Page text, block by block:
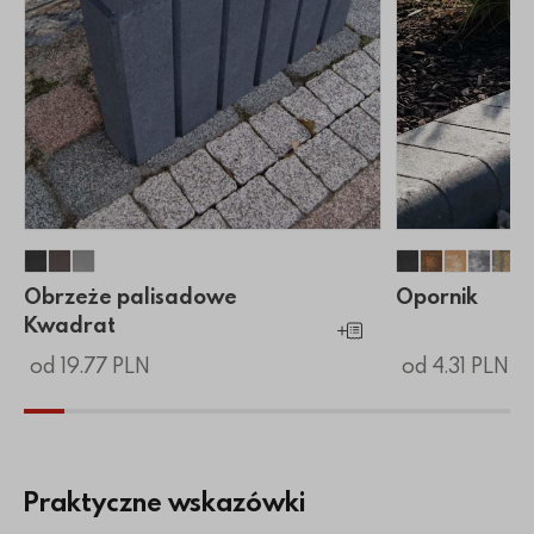
Obrzeże palisadowe Kwadrat
Obrzeże palisadowe Kwadrat
Obrzeże palisadowe Kwadrat
Obrzeże palisadowe
Kwadrat
od 19.77 PLN
Dodaj do koszyka
Opornik
Opornik
Opornik
Opornik
od 4.31 PLN
Praktyczne wskazówki